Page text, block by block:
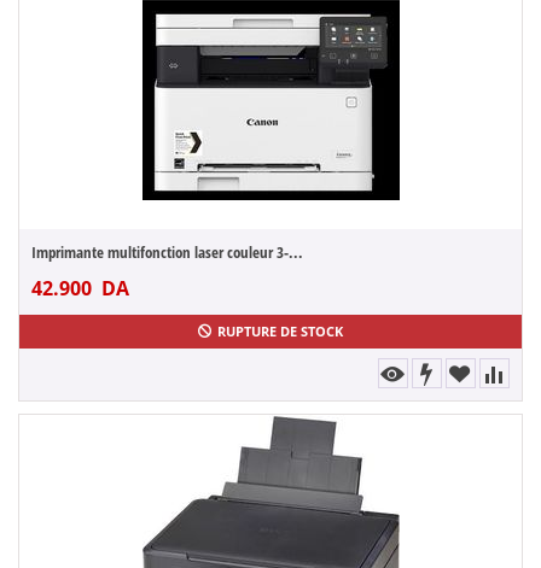
Imprimante multifonction laser couleur 3-...
42.900 DA
RUPTURE DE STOCK